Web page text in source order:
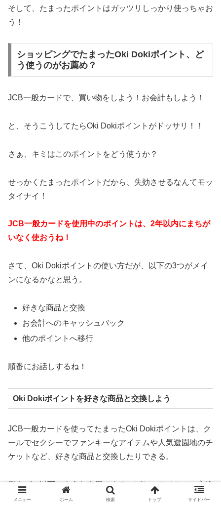
そして、たまったポイントはガッツリしっかり使っちゃお
う！
ショッピングでたまったOki Dokiポイント、ど
う使うのがお薦め？
JCB一般カードで、買い物をしよう！お会計もしよう！
と、そうこうしてたらOki Dokiポイントがドッサリ！！
さぁ、キミはこのポイントをどう使うか？
せっかくたまったポイントだから、失効させるなんてモッ
タイナイ！
JCB一般カードを使用中のポイントは、2年以内にまちが
いなく使おうね！
さて、Oki Dokiポイントの使い方だが、以下の3つがメイ
ンになるかなと思う。
好きな商品と交換
お会計へのキャッシュバック
他のポイントへ移行
順番にお話しするね！
Oki Dokiポイントを好きな商品と交換しよう
JCB一般カードを使ってたまったOki Dokiポイントは、ク
ールでセクシーでファンキーなアイテムや人気遊園地のチ
ケットなど、好きな商品と交換したりできる。
例えば、以下のような有用でよろこばしいアイテムと交換
することができるよ。
メニュー ホーム 検索 トップ サイドバー